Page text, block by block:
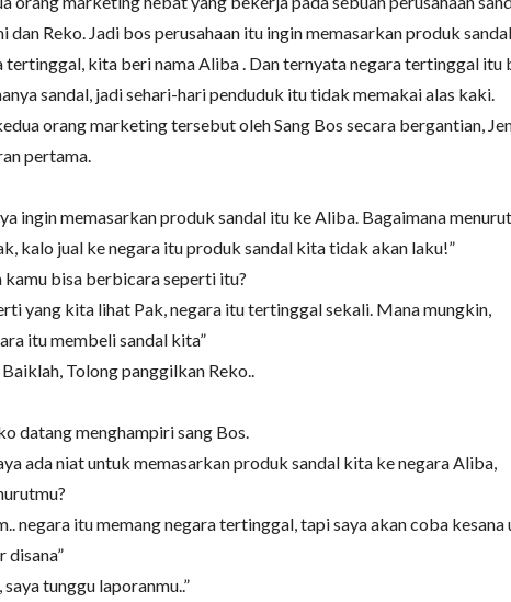
dan Reko. Jadi bos perusahaan itu ingin memasarkan produk
tertinggal, kita beri nama Aliba . Dan ternyata negara tertinggal itu
sandal, jadi sehari-hari penduduk itu tidak memakai alas kaki.
orang marketing tersebut oleh Sang Bos secara bergantian,
pertama.
ingin memasarkan produk sandal itu ke Aliba. Bagaimana
kalo jual ke negara itu produk sandal kita tidak akan laku!”
kamu bisa berbicara seperti itu?
yang kita lihat Pak, negara itu tertinggal sekali. Mana mungkin,
itu membeli sandal kita”
Tolong panggilkan Reko..
datang menghampiri sang Bos.
ada niat untuk memasarkan produk sandal kita ke negara Aliba,
negara itu memang negara tertinggal, tapi saya akan coba kesana
disana”
saya tunggu laporanmu..”